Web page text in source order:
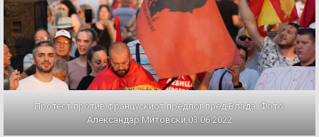
Протест против францускиот предлог пред Влада. Фото:
Александар Митовски,03.06.2022